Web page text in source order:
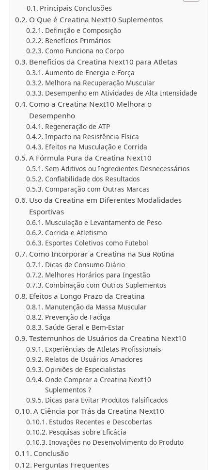
Principais Conclusões
O Que é Creatina Next10 Suplementos
Definição e Composição
Benefícios Primários
Como Funciona no Corpo
Benefícios da Creatina Next10 para Atletas
Aumento de Energia e Força
Melhora na Recuperação Muscular
Desempenho em Atividades de Alta Intensidade
Como a Creatina Next10 Melhora o
Desempenho
Regeneração de ATP
Impacto na Resistência Física
Efeitos na Musculação e Corrida
A Fórmula Pura da Creatina Next10
Sem Aditivos ou Ingredientes Desnecessários
Confiabilidade dos Resultados
Comparação com Outras Marcas
Uso da Creatina em Diferentes Modalidades
Esportivas
Musculação e Levantamento de Peso
Corrida e Atletismo
Esportes Coletivos como Futebol
Como Incorporar a Creatina na Sua Rotina
Dicas de Consumo Diário
Melhores Horários para Ingestão
Combinação com Outros Suplementos
Efeitos a Longo Prazo da Creatina
Manutenção da Massa Muscular
Prevenção de Fadiga
Saúde Geral e Bem-Estar
Testemunhos de Usuários da Creatina Next10
Experiências de Atletas Profissionais
Relatos de Usuários Amadores
Opiniões de Especialistas
Onde Comprar a Creatina Next10
Suplementos ?
Dicas para Evitar Produtos Falsificados
A Ciência por Trás da Creatina Next10
Estudos Recentes e Descobertas
Pesquisas sobre Eficácia
Inovações no Desenvolvimento do Produto
Conclusão
Perguntas Frequentes